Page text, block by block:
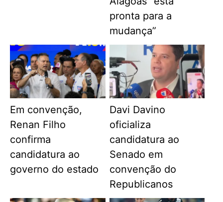
pronta para a
mudança”
Em convenção,
Renan Filho
confirma
candidatura ao
governo do estado
Davi Davino
oficializa
candidatura ao
Senado em
convenção do
Republicanos